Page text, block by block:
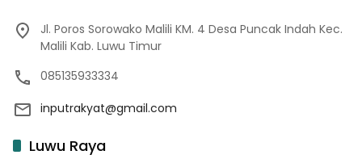
Jl. Poros Sorowako Malili KM. 4 Desa Puncak Indah Kec.
Malili Kab. Luwu Timur
085135933334
inputrakyat@gmail.com
Luwu Raya